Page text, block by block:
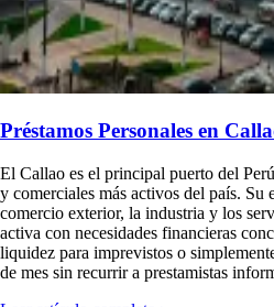
a fin